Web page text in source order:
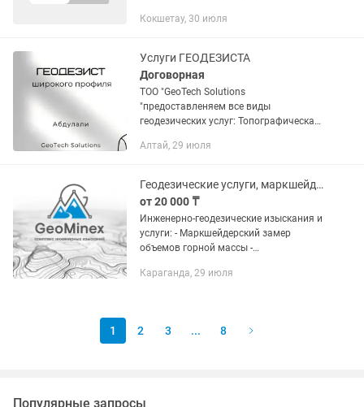
Кокшетау, 30 июля
Услуги ГЕОДЕЗИСТА
Договорная
ТОО "GeoTech Solutions
"предоставленяем все виды
геодезических услуг: Топографическая
Межевание: закрепление границ
определение...
Алтай, 29 июля
Геодезические услуги, маркшейдер, аэрофотосъемка, топосъемка, геодезист
от 20 000 ₸
Инженерно-геодезические изыскания и
услуги: - Маркшейдерский замер
объемов горной массы -
ортофотопланов, топопланов, 3D
Караганда, 29 июля
1 2 3 ... 8
Популярные запросы